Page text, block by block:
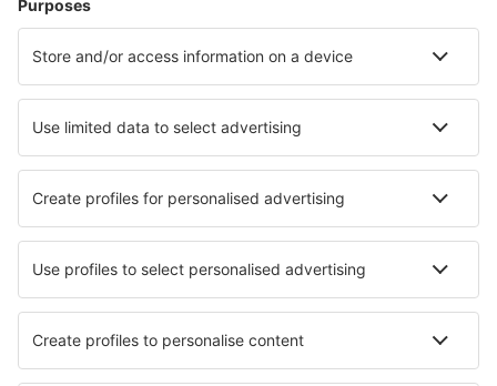
Hotels in Manchester Hotels in Londen
Hotels in Edinburgh Hotels in Ipswich Hotels in Leyburn
Hotels in Penrith Hotels in Aberdeen Hotels in Liskeard
Beste hotels - steden
Hotels in Szczepanów k. Wrocławia Hotels in Albolote
Hotels in Speightstown Hotels in Kawkawlin